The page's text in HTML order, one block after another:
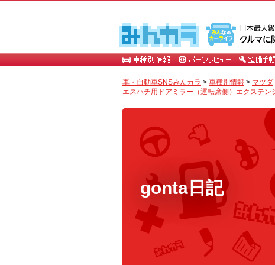
車・自動車SNSみんカラ > 車種別情報 > マツダ
エスハチ用ドアミラー（運転席側）エクステン
gonta日記